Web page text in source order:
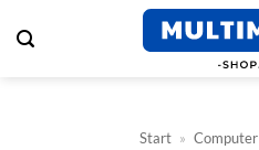
Inhalt
Start » Computer